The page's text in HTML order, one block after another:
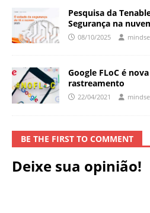
Pesquisa da
Segurança na
08/10/2025
Google FLoC é
rastreamento
22/04/2021
BE THE FIRST TO COMMENT
Deixe sua opinião!